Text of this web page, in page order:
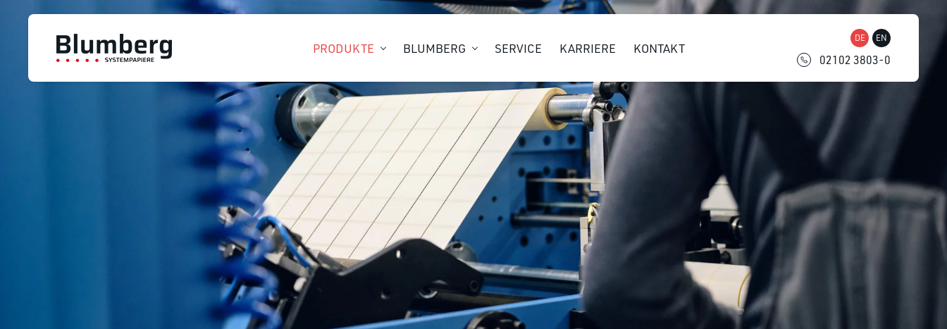
PRODUKTE BLUMBERG SERVICE KARRIERE KONTAKT
DE EN
02102 3803-0